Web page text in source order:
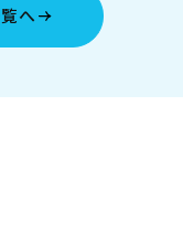
へ